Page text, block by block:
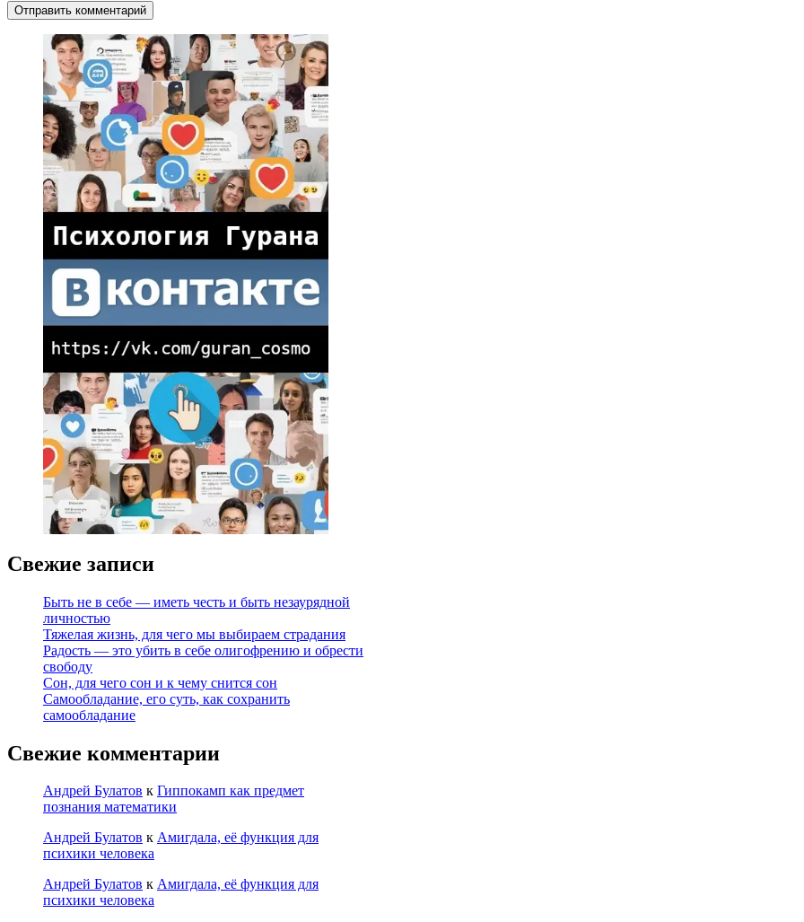
Свежие записи
Быть не в себе — иметь честь и быть незаурядной
личностью
Тяжелая жизнь, для чего мы выбираем страдания
Радость — это убить в себе олигофрению и обрести
свободу
Сон, для чего сон и к чему снится сон
Самообладание, его суть, как сохранить
самообладание
Свежие комментарии
Андрей Булатов к Гиппокамп как предмет
познания математики
Андрей Булатов к Амигдала, её функция для
психики человека
Андрей Булатов к Амигдала, её функция для
психики человека